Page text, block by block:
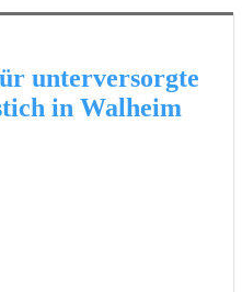
unterversorgte
in Walheim